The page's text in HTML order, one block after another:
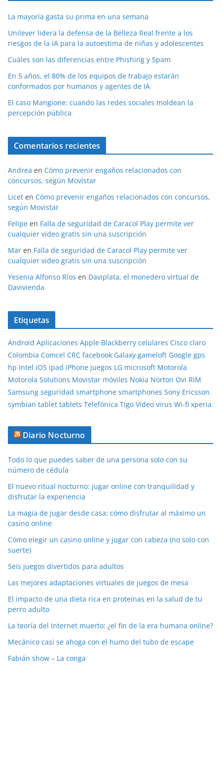
La mayoría gasta su prima en una semana
Unilever lidera la defensa de la Belleza Real frente a los
riesgos de la IA para la autoestima de niñas y adolescentes
Cuáles son las diferencias entre Phishing y Spam
En 5 años, el 80% de los equipos de trabajo estarán
conformados por humanos y agentes de IA
El caso Mangione: cuando las redes sociales moldean la
percepción pública
Comentarios recientes
Andrea en Cómo prevenir engaños relacionados con
concursos, según Movistar
Licet en Cómo prevenir engaños relacionados con concursos,
según Movistar
Felipe en Falla de seguridad de Caracol Play permite ver
cualquier video gratis sin una suscripción
Mar en Falla de seguridad de Caracol Play permite ver
cualquier video gratis sin una suscripción
Yesenia Alfonso Ríos en Daviplata, el monedero virtual de
Davivienda
Etiquetas
Android Aplicaciones Apple Blackberry celulares Cisco claro
Colombia Comcel CRC facebook Galaxy gameloft Google gps
hp Intel iOS ipad iPhone juegos LG microsoft Motorola
Motorola Solutions Movistar móviles Nokia Norton Ovi RIM
Samsung seguridad smartphone smartphones Sony Ericsson
symbian tablet tablets Telefónica Tigo Video virus Wi-fi xperia
Diario Nocturno
Todo lo que puedes saber de una persona solo con su
número de cédula
El nuevo ritual nocturno: jugar online con tranquilidad y
disfrutar la experiencia
La magia de jugar desde casa: cómo disfrutar al máximo un
casino online
Cómo elegir un casino online y jugar con cabeza (no solo con
suerte)
Seis juegos divertidos para adultos
Las mejores adaptaciones virtuales de juegos de mesa
El impacto de una dieta rica en proteínas en la salud de tu
perro adulto
La teoría del Internet muerto: ¿el fin de la era humana online?
Mecánico casi se ahoga con el humo del tubo de escape
Fabián show – La conga